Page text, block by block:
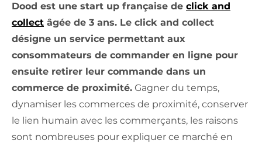
Dood est une start up française de click and
collect âgée de 3 ans. Le click and collect
désigne un service permettant aux
consommateurs de commander en ligne pour
ensuite retirer leur commande dans un
commerce de proximité. Gagner du temps,
dynamiser les commerces de proximité, conserver
le lien humain avec les commerçants, les raisons
sont nombreuses pour expliquer ce marché en